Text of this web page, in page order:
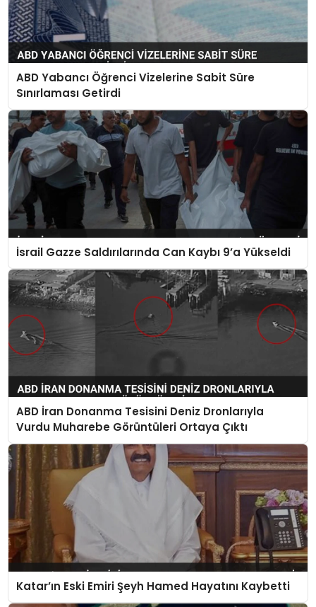
ABD Yabancı Öğrenci Vizelerine Sabit Süre
Sınırlaması Getirdi
İsrail Gazze Saldırılarında Can Kaybı 9’a Yükseldi
ABD İran Donanma Tesisini Deniz Dronlarıyla
Vurdu Muharebe Görüntüleri Ortaya Çıktı
Katar’ın Eski Emiri Şeyh Hamed Hayatını Kaybetti